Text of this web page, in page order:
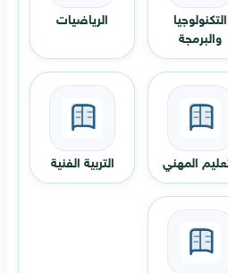
التكنولوجيا
والبرمجة
الرياضيات
المهني التربية الفنية